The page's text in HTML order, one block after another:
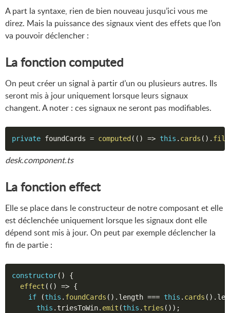
A part la syntaxe, rien de bien nouveau jusqu’ici vous me
direz. Mais la puissance des signaux vient des effets que l’on
va pouvoir déclencher :
La fonction computed
On peut créer un signal à partir d’un ou plusieurs autres. Ils
seront mis à jour uniquement lorsque leurs signaux
changent. A noter : ces signaux ne seront pas modifiables.
private foundCards = computed( ( ) => this . cards ( ) .
desk.component.ts
La fonction effect
Elle se place dans le constructeur de notre composant et elle
est déclenchée uniquement lorsque les signaux dont elle
dépend sont mis à jour. On peut par exemple déclencher la
fin de partie :
constructor( )
{
effect ( ( ) => {
if
(this . foundCards ( ) . length === this . cards ( ) .
this .triesToWin. emit (this . tries ( ) ) ;